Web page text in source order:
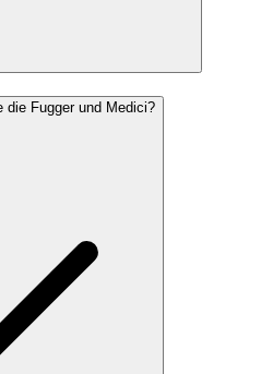
die Fugger und Medici?